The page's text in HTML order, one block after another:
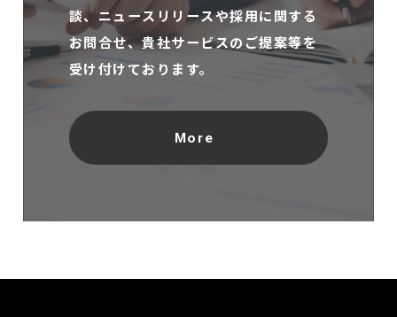
談、ニュースリリースや採用に関する
お問合せ、貴社サービスのご提案等を
受け付けております。
More